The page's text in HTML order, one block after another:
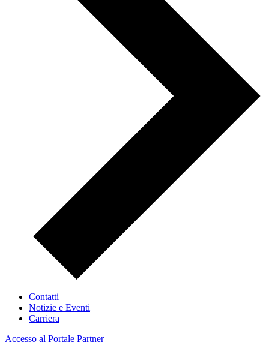
Contatti
Notizie e Eventi
Carriera
Accesso al Portale Partner